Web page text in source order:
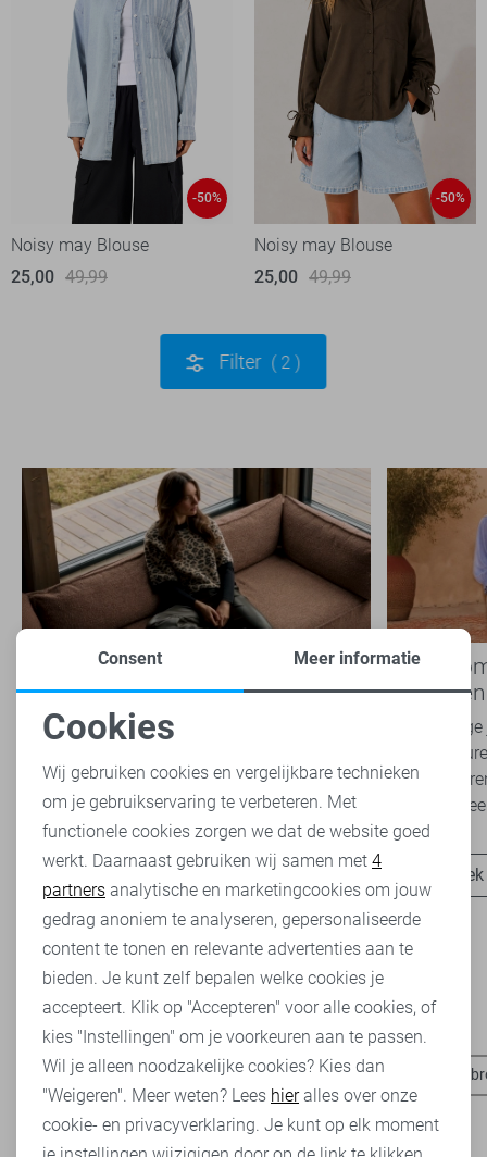
-50%
Noisy may Blouse
25,00 49,99
-50%
Noisy may Blouse
25,00 49,99
Filter 2
Nieuwe Lady Day najaarscollectie
2026 bij Sans: stijl en comfort in
travelkwaliteit
Het najaar vraagt om kleding die comfortabel,
Day najaarscollectie 2026 ben je helemaal
klaar voor...
Boho
overal
Van
zachte
Romance
het
Heb je dit al eens bekeken?
Noisy may t-shirts Noisy may broeken Noisy may korte
Noodzakelijke cookies
Personalisatie cookies
Analytische cookies
Marketing cookies
Consent Meer informatie
Cookies
Wij gebruiken cookies en vergelijkbare technieken
om je gebruikservaring te verbeteren. Met
functionele cookies zorgen we dat de website goed
werkt. Daarnaast gebruiken wij samen met 4
partners analytische en marketingcookies om jouw
gedrag anoniem te analyseren, gepersonaliseerde
content te tonen en relevante advertenties aan te
bieden. Je kunt zelf bepalen welke cookies je
accepteert. Klik op "Accepteren" voor alle cookies, of
kies "Instellingen" om je voorkeuren aan te passen.
Wil je alleen noodzakelijke cookies? Kies dan
"Weigeren". Meer weten? Lees hieralles over onze
cookie- en privacyverklaring. Je kunt op elk moment